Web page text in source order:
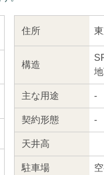
住所
構造
主な用途 -
契約形態 -
天井高
駐車場